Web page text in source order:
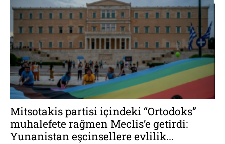
Mitsotakis partisi içindeki “Ortodoks”
muhalefete rağmen Meclis’e getirdi:
Yunanistan eşcinsellere evlilik...